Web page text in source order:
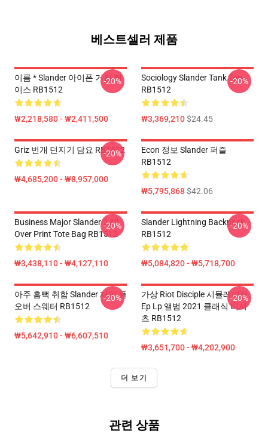
베스트셀러 제품
이름 * Slander 아이폰 거친 케
이스 RB1512
₩2,218,580 - ₩2,411,500
-20%
Sociology Slander Tank Top
RB1512
₩3,369,210$24.45
-20%
Griz 번개 던지기 담요 RB1512
₩4,685,200 - ₩8,957,000
-20%
Econ 정보 Slander 퍼즐
RB1512
₩5,795,868$42.06
Business Major Slander 2 All
Over Print Tote Bag RB1512
₩3,438,110 - ₩4,127,110
-20%
Slander Lightning Backpack
RB1512
₩5,084,820 - ₩5,718,700
-20%
아주 흠뻑 취함 Slander 재미 풀
오버 스웨터 RB1512
₩5,642,910 - ₩6,607,510
-20%
가상 Riot Disciple 시뮬레이션
Ep Lp 앨범 2021 클래식 티셔
츠 RB1512
₩3,651,700 - ₩4,202,900
-20%
더 보기
관련 상품